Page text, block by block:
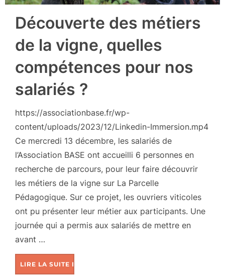
Découverte des métiers
de la vigne, quelles
compétences pour nos
salariés ?
https://associationbase.fr/wp-
content/uploads/2023/12/Linkedin-Immersion.mp4
Ce mercredi 13 décembre, les salariés de
l’Association BASE ont accueilli 6 personnes en
recherche de parcours, pour leur faire découvrir
les métiers de la vigne sur La Parcelle
Pédagogique. Sur ce projet, les ouvriers viticoles
ont pu présenter leur métier aux participants. Une
journée qui a permis aux salariés de mettre en
avant …
LIRE LA SUITE DE